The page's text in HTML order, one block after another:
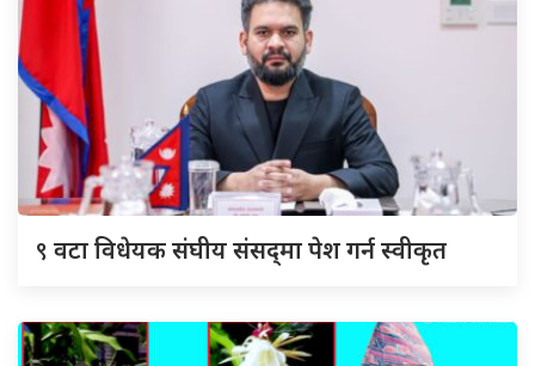
९ वटा विधेयक संघीय संसद्‌मा पेश गर्न स्वीकृत